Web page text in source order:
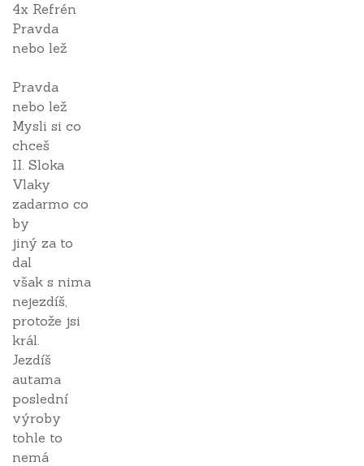
4x Refrén
Pravda
nebo lež
Pravda
nebo lež
Mysli si co
chceš
II. Sloka
Vlaky
zadarmo co
by
jiný za to
dal
však s nima
nejezdíš,
protože jsi
král.
Jezdíš
autama
poslední
výroby
tohle to
nemá